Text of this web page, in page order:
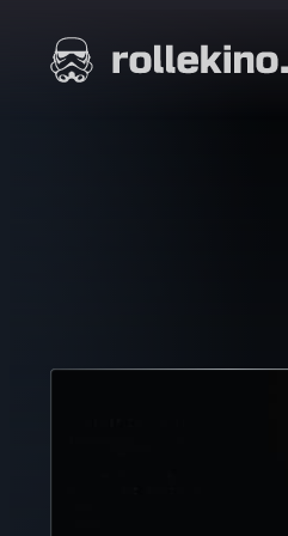
suoraan
sisältöön
Elokuvat ja elokuva-arviot | Rollekino.fi